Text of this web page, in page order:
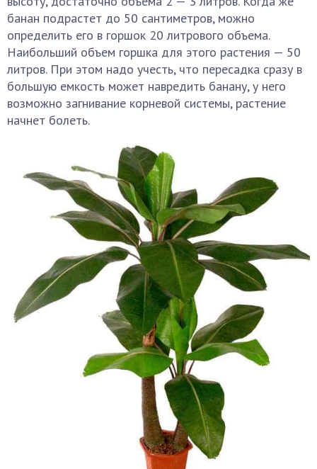
банан подрастет до 50 сантиметров, можно
определить его в горшок 20 литрового объема.
Наибольший объем горшка для этого растения — 50
литров. При этом надо учесть, что пересадка сразу в
большую емкость может навредить банану, у него
возможно загнивание корневой системы, растение
начнет болеть.